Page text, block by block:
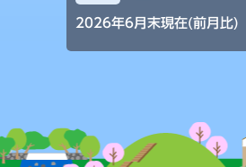
2026年6月末現在(前月比)